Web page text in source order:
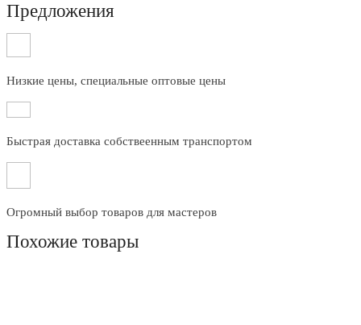
Предложения
Низкие цены, специальные оптовые цены
Быстрая доставка собствеенным транспортом
Огромный выбор товаров для мастеров
Похожие товары